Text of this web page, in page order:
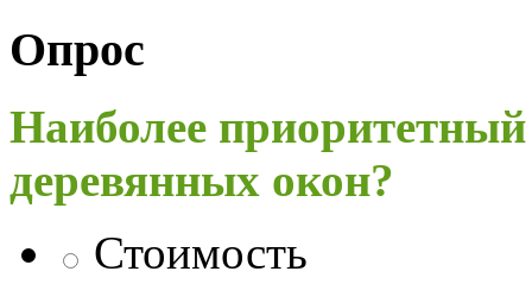
Опрос
Наиболее
деревянных окон?
Стоимость